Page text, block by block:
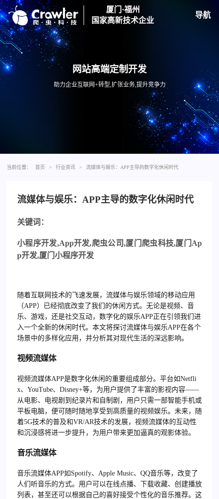
厦门·福州
国家高新技术企业
导航
网站高端定制开发
助力企业互联网+转型,扩张业务,提升竞争力
当前位置： 首页 > 行业资讯 > 流媒体与娱乐：APP主导的数字化休闲时代
流媒体与娱乐：APP主导的数字化休闲时代
关键词：
小程序开发,App开发,爬虫公司,厦门爬虫科技,厦门 Ap
p开发,厦门小程序开发
随着互联网技术的飞速发展，流媒体与娱乐领域的移动应用
（APP）已经彻底改变了我们的休闲方式。无论是视频、音
乐、游戏，还是社交互动，数字化的娱乐APP正在引领我们进
入一个全新的休闲时代。本文将探讨流媒体与娱乐APP在各个
场景中的多样化应用，并分析其对现代生活的深远影响。
视频流媒体
视频流媒体APP是数字化休闲的重要组成部分。平台如Netfli
x、YouTube、Disney+等，为用户提供了丰富的影视内容——
从电影、电视剧到纪录片和自制剧，用户只需一部智能手机或
平板电脑，便可随时随地享受到高质量的视频娱乐。未来，随
着5G技术的普及和VR/AR技术的发展，视频流媒体的互动性
和沉浸感将进一步提升，为用户带来更加逼真的观影体验。
音乐流媒体
音乐流媒体APP如Spotify、Apple Music、QQ音乐等，改变了
人们听音乐的方式。用户可以在线点播、下载收藏、创建播放
列表，甚至还可以根据自己的喜好接受个性化的音乐推荐。这